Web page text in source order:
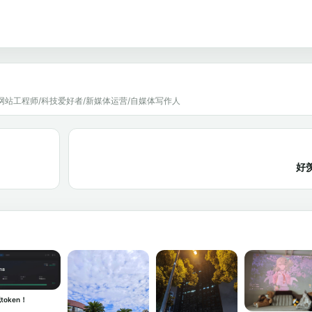
工程师/科技爱好者/新媒体运营/自媒体写作人
好
！